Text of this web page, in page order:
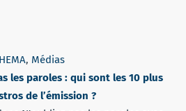
, Médias
les paroles : qui sont les 10 plus
de l’émission ?